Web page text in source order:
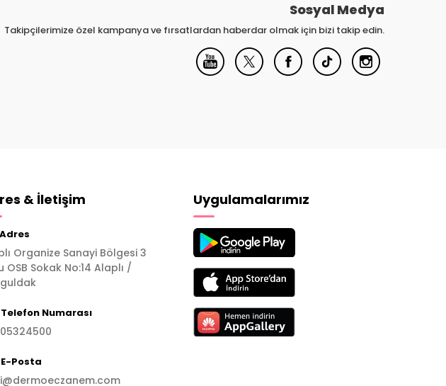
Sosyal Medya
Takipçilerimize özel kampanya ve fırsatlardan haberdar olmak için bizi takip edin.
& İletişim
Adres
Organize Sanayi Bölgesi 3
OSB Sokak No:14 Alaplı /
Telefon Numarası
E-Posta
Uygulamalarımız